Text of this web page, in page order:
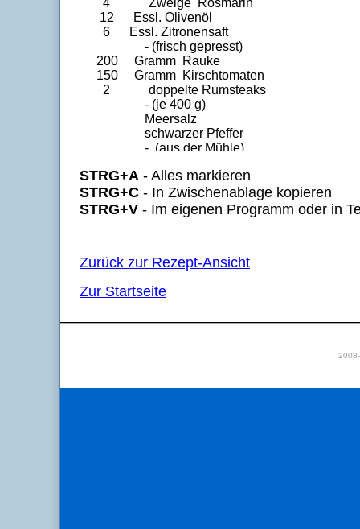
STRG+A - Alles markieren
STRG+C - In Zwischenablage kopieren
STRG+V - Im eigenen Programm oder in
Zurück zur Rezept-Ansicht
Zur Startseite